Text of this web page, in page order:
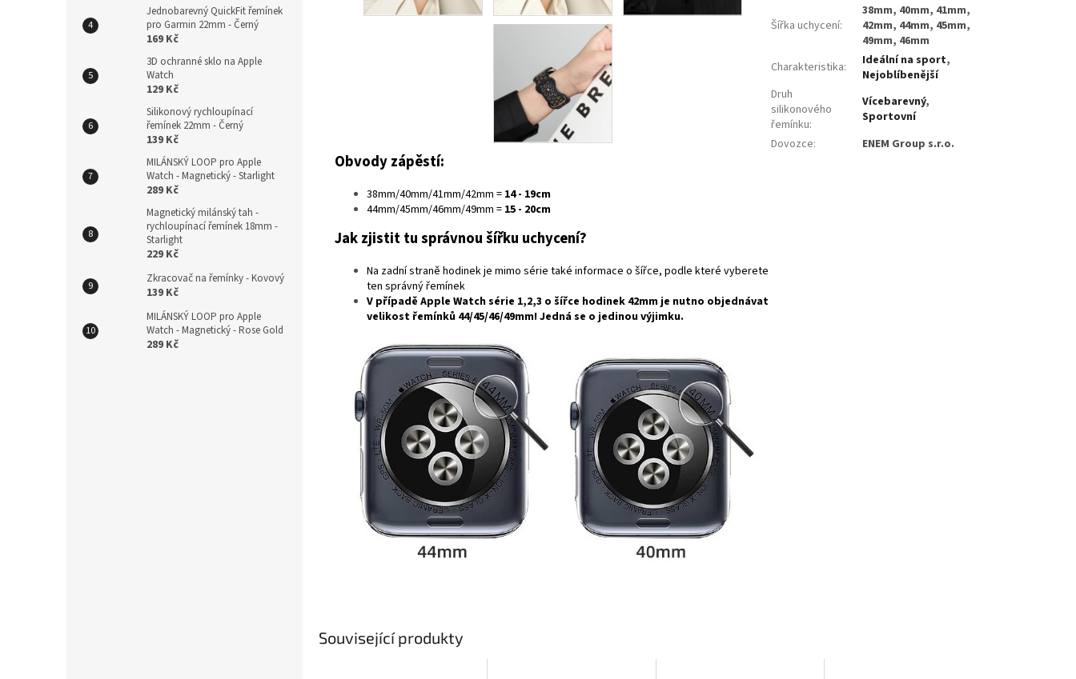
Jednobarevný QuickFit řemínek
pro Garmin 22mm - Černý
169 Kč
3D ochranné sklo na Apple
Watch
129 Kč
Silikonový rychloupínací
řemínek 22mm - Černý
139 Kč
MILÁNSKÝ LOOP pro Apple
Watch - Magnetický - Starlight
289 Kč
Magnetický milánský tah -
rychloupínací řemínek 18mm -
Starlight
229 Kč
Zkracovač na řemínky - Kovový
139 Kč
MILÁNSKÝ LOOP pro Apple
Watch - Magnetický - Rose Gold
289 Kč
Související produkty
Obvody zápěstí:
38mm/40mm/41mm/42mm = 14 - 19cm
44mm/45mm/46mm/49mm = 15 - 20cm
Jak zjistit tu správnou šířku uchycení?
Na zadní straně hodinek je mimo série také informace o šířce, podle které vyberete
ten správný řemínek
V případě Apple Watch série 1,2,3 o šířce hodinek 42mm je nutno objednávat
velikost řemínků 44/45/46/49mm! Jedná se o jedinou výjimku.
Šířka uchycení:
38mm, 40mm, 41mm,
42mm, 44mm, 45mm,
49mm, 46mm
Charakteristika: Ideální na sport,
Nejoblíbenější
Druh
silikonového
řemínku:
Vícebarevný,
Sportovní
Dovozce: ENEM Group s.r.o.